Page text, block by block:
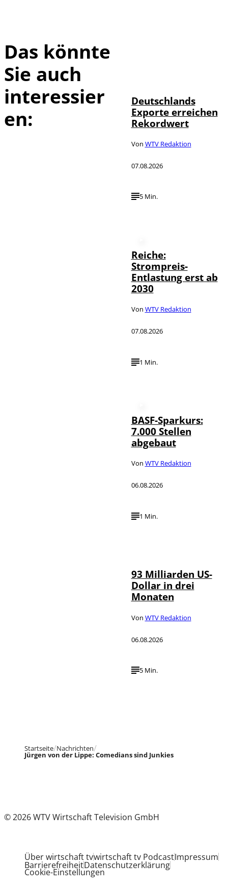
Das könnte
Sie auch
interessier
en:
Deutschlands
Exporte erreichen
Rekordwert
Von WTV Redaktion
07.08.2026
5 Min.
Reiche:
Strompreis-
Entlastung erst ab
2030
Von WTV Redaktion
07.08.2026
1 Min.
BASF-Sparkurs:
7.000 Stellen
abgebaut
Von WTV Redaktion
06.08.2026
1 Min.
93 Milliarden US-
Dollar in drei
Monaten
Von WTV Redaktion
06.08.2026
5 Min.
Startseite Nachrichten
Jürgen von der Lippe: Comedians sind Junkies
© 2026 WTV Wirtschaft Television GmbH
Über wirtschaft tvwirtschaft tv PodcastImpressum
BarrierefreiheitDatenschutzerklärung
Cookie-Einstellungen